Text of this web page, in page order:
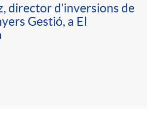
director d’inversions de
Gestió, a El